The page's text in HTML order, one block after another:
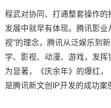
程武对协同、打通整套操作
发展中就早有体现。腾讯影业
视”的理念，腾讯从泛娱乐到
学、影视、动漫、游戏，发
为显著，《庆余年》的爆红
是腾讯新文创IP开发的成功案